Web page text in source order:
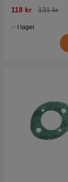
118 kr
131 kr
I lager